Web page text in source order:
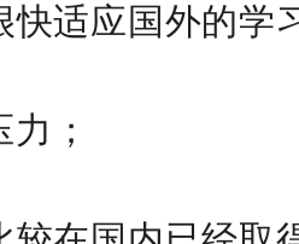
快适应国外的学
；